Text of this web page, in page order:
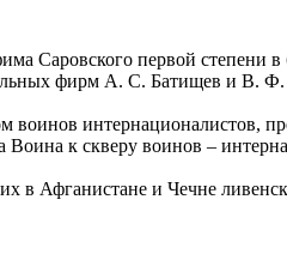
Саровского первой степени в
фирм А. С. Батищев и В.
воинов интернационалистов,
к скверу воинов –
в Афганистане и Чечне